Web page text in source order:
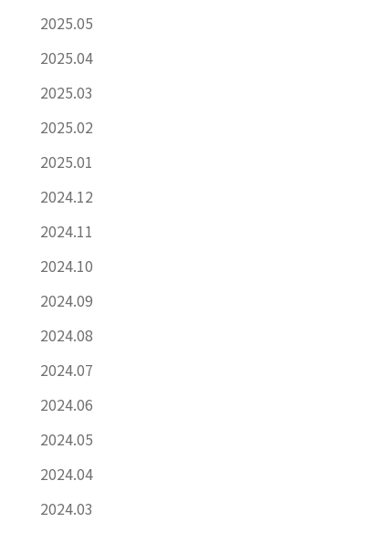
2025.05
2025.04
2025.03
2025.02
2025.01
2024.12
2024.11
2024.10
2024.09
2024.08
2024.07
2024.06
2024.05
2024.04
2024.03